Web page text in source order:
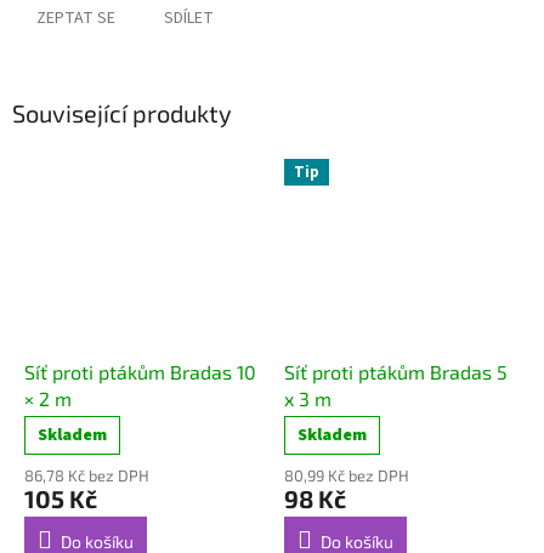
ZEPTAT SE SDÍLET
Související produkty
Síť proti ptákům Bradas 10
× 2 m
Skladem
86,78 Kč bez DPH
105 Kč
Do košíku
Tip
Síť proti ptákům Bradas 5
x 3 m
Skladem
80,99 Kč bez DPH
98 Kč
Do košíku